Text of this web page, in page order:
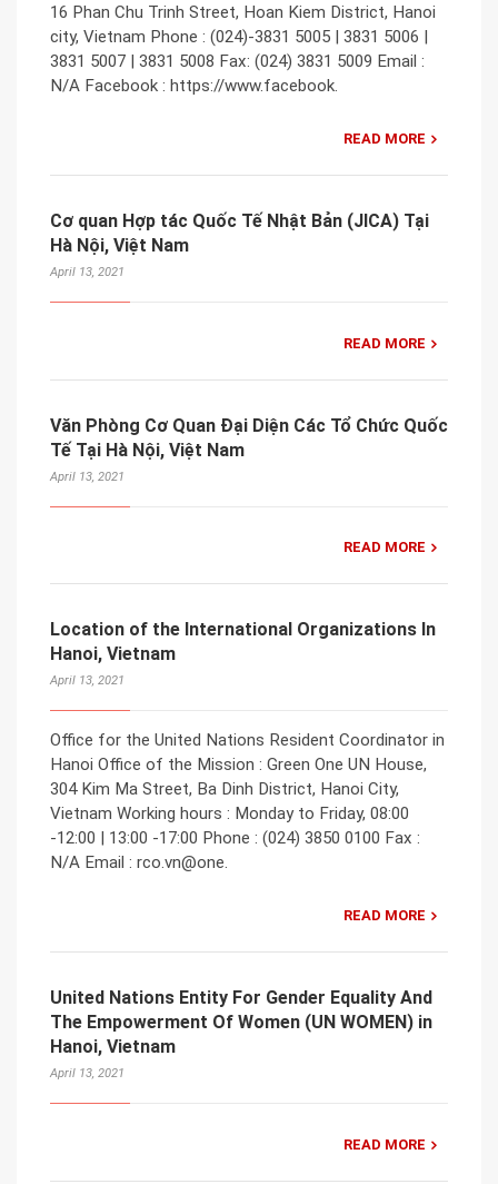
16 Phan Chu Trinh Street, Hoan Kiem District, Hanoi
city, Vietnam Phone : (024)-3831 5005 | 3831 5006 |
3831 5007 | 3831 5008 Fax: (024) 3831 5009 Email :
N/A Facebook : https://www.facebook.
READ MORE
Cơ quan Hợp tác Quốc Tế Nhật Bản (JICA) Tại
Hà Nội, Việt Nam
April 13, 2021
READ MORE
Văn Phòng Cơ Quan Đại Diện Các Tổ Chức Quốc
Tế Tại Hà Nội, Việt Nam
April 13, 2021
READ MORE
Location of the International Organizations In
Hanoi, Vietnam
April 13, 2021
Office for the United Nations Resident Coordinator in
Hanoi Office of the Mission : Green One UN House,
304 Kim Ma Street, Ba Dinh District, Hanoi City,
Vietnam Working hours : Monday to Friday, 08:00
-12:00 | 13:00 -17:00 Phone : (024) 3850 0100 Fax :
N/A Email : rco.vn@one.
READ MORE
United Nations Entity For Gender Equality And
The Empowerment Of Women (UN WOMEN) in
Hanoi, Vietnam
April 13, 2021
READ MORE